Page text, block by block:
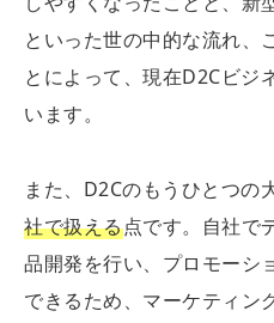
といった世の中的な流れ、
とによって、現在D2Cビジ
います。
また、D2Cのもうひとつの
社で扱える点です。自社で
品開発を行い、プロモーシ
できるため、マーケティン